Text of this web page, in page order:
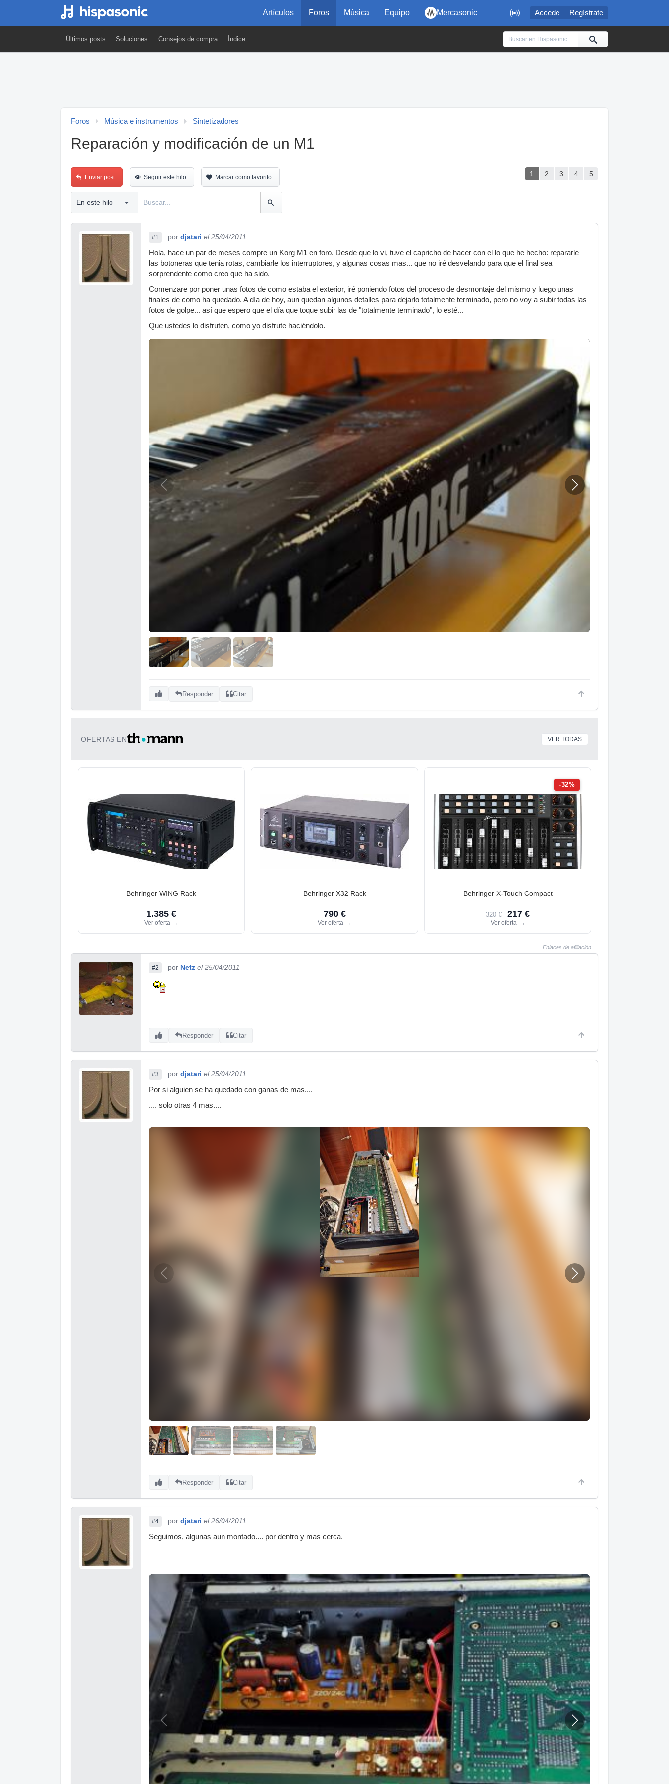
 Accede Regístrate
Artículos Foros Música Equipo Mercasonic
Últimos posts Soluciones Consejos de compra Índice
Foros Música e instrumentos Sintetizadores
Reparación y modificación de un M1
1 2 3 4 5
Enviar post Seguir este hilo Marcar como favorito
#1 por djatari el 25/04/2011
Hola, hace un par de meses compre un Korg M1 en foro. Desde que lo vi, tuve el capricho de hacer con el lo que he hecho: repararle
las botoneras que tenia rotas, cambiarle los interruptores, y algunas cosas mas... que no iré desvelando para que el final sea
sorprendente como creo que ha sido.
Comenzare por poner unas fotos de como estaba el exterior, iré poniendo fotos del proceso de desmontaje del mismo y luego unas
finales de como ha quedado. A día de hoy, aun quedan algunos detalles para dejarlo totalmente terminado, pero no voy a subir todas las
fotos de golpe... así que espero que el día que toque subir las de "totalmente terminado", lo esté...
Que ustedes lo disfruten, como yo disfrute haciéndolo.
Responder Citar
OFERTAS EN VER TODAS
Behringer WING Rack
1.385 €
Ver oferta →
Behringer X32 Rack
790 €
Ver oferta →
-32%
Behringer X-Touch Compact
320 € 217 €
Ver oferta →
Enlaces de afiliación
#2 por Netz el 25/04/2011
Responder Citar
#3 por djatari el 25/04/2011
Por si alguien se ha quedado con ganas de mas....
.... solo otras 4 mas....
Responder Citar
#4 por djatari el 26/04/2011
Seguimos, algunas aun montado.... por dentro y mas cerca.